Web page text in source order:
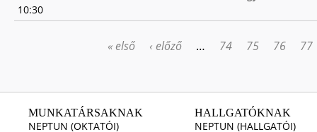
10:30
« első ‹ előző … 74 75 76 77
MUNKATÁRSAKNAK
NEPTUN (OKTATÓI)
HALLGATÓKNAK
NEPTUN (HALLGATÓI)